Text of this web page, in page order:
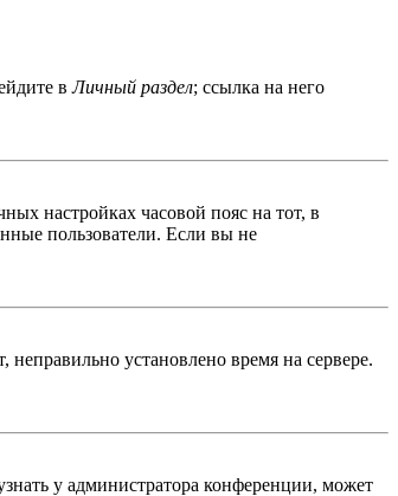
вЛичный раздел; ссылка на него
настройках часовой пояс на тот, в
пользователи. Если вы не
установлено время на сервере.
у администратора конференции, может